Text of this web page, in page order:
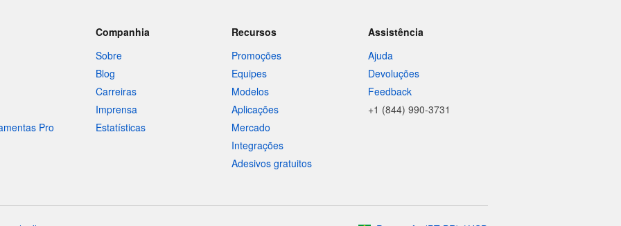
Pro
Companhia
Sobre
Blog
Carreiras
Imprensa
Estatísticas
Recursos
Promoções
Equipes
Modelos
Aplicações
Mercado
Integrações
Adesivos gratuitos
Assistência
Ajuda
Devoluções
Feedback
+1 (844) 990-3731